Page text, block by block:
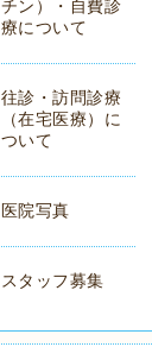
チン）・自費診
療について
往診・訪問診療
（在宅医療）に
ついて
医院写真
スタッフ募集